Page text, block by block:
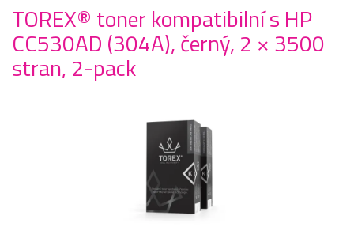
TOREX® toner kompatibilní s HP
CC530AD (304A), černý, 2 × 3500
stran, 2-pack